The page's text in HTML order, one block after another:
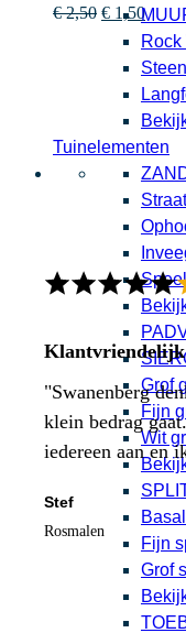
€2,50
was:
€ 2,50.
€ 1,50
prijs
is:
€
Rock
Tuinelementen
Grof
Fijn
Wit
Fijn
Grof
Klantvriendelijk
"Swanenberg
klein bedrag
iedereen aan en
Stef
Rosmalen